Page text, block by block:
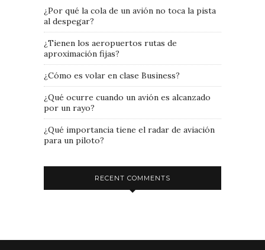
¿Por qué la cola de un avión no toca la pista
al despegar?
¿Tienen los aeropuertos rutas de
aproximación fijas?
¿Cómo es volar en clase Business?
¿Qué ocurre cuando un avión es alcanzado
por un rayo?
¿Qué importancia tiene el radar de aviación
para un piloto?
RECENT COMMENTS